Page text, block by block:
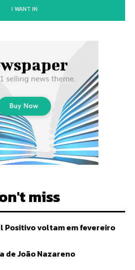
I WANT IN
miss
Positivo voltam em fevereiro
João Nazareno